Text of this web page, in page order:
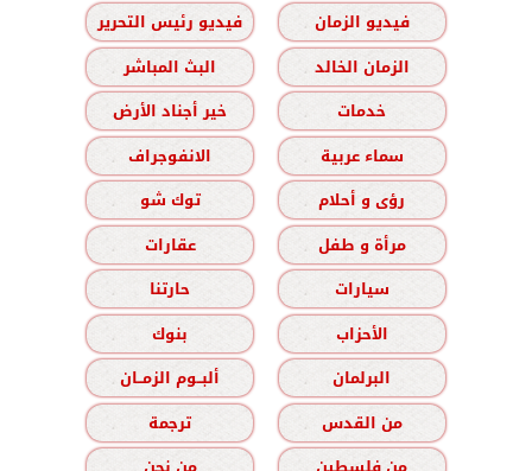
فيديو الزمان
فيديو رئيس التحرير
الزمان الخالد
البث المباشر
خدمات
خير أجناد الأرض
سماء عربية
الانفوجراف
رؤى و أحلام
توك شو
مرأة و طفل
عقارات
سيارات
حارتنا
الأحزاب
بنوك
البرلمان
ألبــوم الزمــان
من القدس
ترجمة